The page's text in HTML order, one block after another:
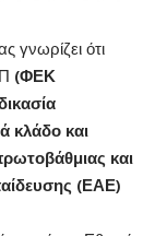
γνωρίζει ότι
(ΦΕΚ
κλάδο και
και
(ΕΑΕ)